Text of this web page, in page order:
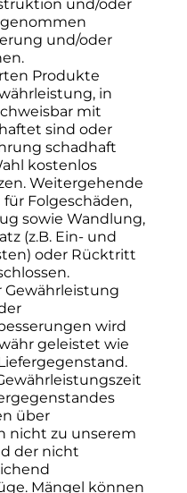
und/oder
und/oder
Produkte
in
mit
sind oder
schadhaft
kostenlos
Weitergehende
Folgeschäden,
sowie Wandlung,
(z.B. Ein- und
oder Rücktritt
Gewährleistung
wird
geleistet wie
über
nicht zu unserem
der nicht
Mängel können